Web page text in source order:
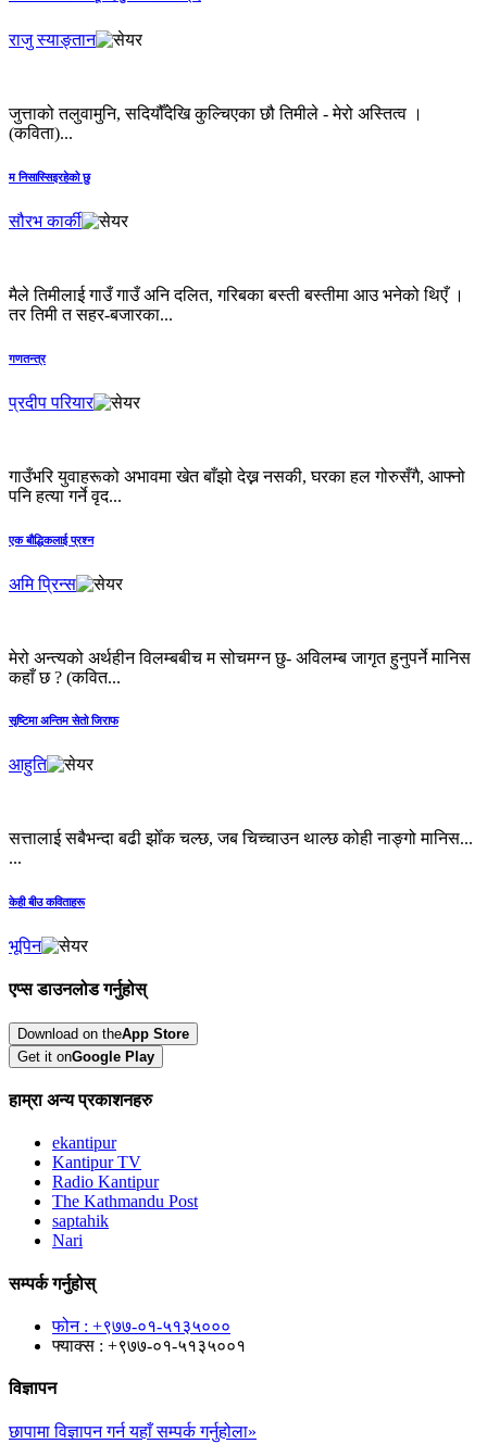
राजु स्याङ्तान
जुत्ताको तलुवामुनि, सदियौँदेखि कुल्चिएका छौ तिमीले - मेरो अस्तित्व ।
(कविता)...
म निसास्सिइरहेको छु
सौरभ कार्की
मैले तिमीलाई गाउँ गाउँ अनि दलित, गरिबका बस्ती बस्तीमा आउ भनेको थिएँ ।
तर तिमी त सहर-बजारका...
गणतन्त्र
प्रदीप परियार
गाउँभरि युवाहरूको अभावमा खेत बाँझो देख्न नसकी, घरका हल गोरुसँगै, आफ्नो
पनि हत्या गर्ने वृद...
एक बौद्धिकलाई प्रश्न
अमि प्रिन्स
मेरो अन्त्यको अर्थहीन विलम्बबीच म सोचमग्न छु- अविलम्ब जागृत हुनुपर्ने मानिस
कहाँ छ ? (कवित...
सृष्टिमा अन्तिम सेतो जिराफ
आहुति
सत्तालाई सबैभन्दा बढी झोँक चल्छ, जब चिच्चाउन थाल्छ कोही नाङ्गो मानिस...
...
केही बीउ कविताहरू
भूपिन
एप्स डाउनलोड गर्नुहोस्
Download on theApp Store
Get it onGoogle Play
हाम्रा अन्य प्रकाशनहरु
ekantipur
Kantipur TV
Radio Kantipur
The Kathmandu Post
saptahik
Nari
सम्पर्क गर्नुहोस्
फोन : +९७७-०१-५१३५०००
फ्याक्स : +९७७-०१-५१३५००१
विज्ञापन
छापामा विज्ञापन गर्न यहाँ सम्पर्क गर्नुहोला»